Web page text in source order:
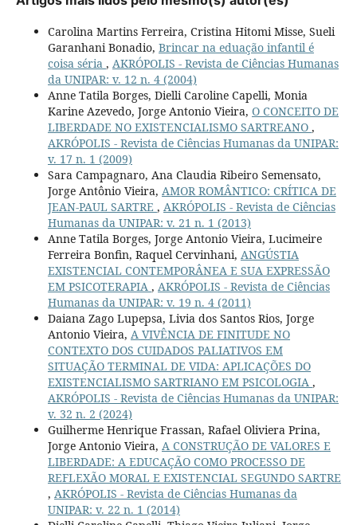
Carolina Martins Ferreira, Cristina Hitomi Misse, Sueli
Garanhani Bonadio, Brincar na eduação infantil é
coisa séria , AKRÓPOLIS - Revista de Ciências Humanas
da UNIPAR: v. 12 n. 4 (2004)
Anne Tatila Borges, Dielli Caroline Capelli, Monia
Karine Azevedo, Jorge Antonio Vieira, O CONCEITO DE
LIBERDADE NO EXISTENCIALISMO SARTREANO ,
AKRÓPOLIS - Revista de Ciências Humanas da UNIPAR:
v. 17 n. 1 (2009)
Sara Campagnaro, Ana Claudia Ribeiro Semensato,
Jorge Antônio Vieira, AMOR ROMÂNTICO: CRÍTICA DE
JEAN-PAUL SARTRE , AKRÓPOLIS - Revista de Ciências
Humanas da UNIPAR: v. 21 n. 1 (2013)
Anne Tatila Borges, Jorge Antonio Vieira, Lucimeire
Ferreira Bonfin, Raquel Cervinhani, ANGÚSTIA
EXISTENCIAL CONTEMPORÂNEA E SUA EXPRESSÃO
EM PSICOTERAPIA , AKRÓPOLIS - Revista de Ciências
Humanas da UNIPAR: v. 19 n. 4 (2011)
Daiana Zago Lupepsa, Livia dos Santos Rios, Jorge
Antonio Vieira, A VIVÊNCIA DE FINITUDE NO
CONTEXTO DOS CUIDADOS PALIATIVOS EM
SITUAÇÃO TERMINAL DE VIDA: APLICAÇÕES DO
EXISTENCIALISMO SARTRIANO EM PSICOLOGIA ,
AKRÓPOLIS - Revista de Ciências Humanas da UNIPAR:
v. 32 n. 2 (2024)
Guilherme Henrique Frassan, Rafael Oliviera Prina,
Jorge Antonio Vieira, A CONSTRUÇÃO DE VALORES E
LIBERDADE: A EDUCAÇÃO COMO PROCESSO DE
REFLEXÃO MORAL E EXISTENCIAL SEGUNDO SARTRE
, AKRÓPOLIS - Revista de Ciências Humanas da
UNIPAR: v. 22 n. 1 (2014)